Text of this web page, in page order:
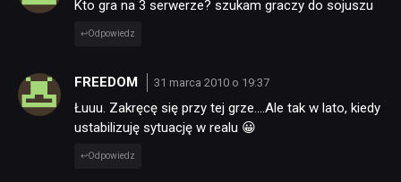
Kto gra na 3 serwerze? szukam graczy do sojuszu
Odpowiedz
FREEDOM 31 marca 2010 o 19:37
Łuuu. Zakręcę się przy tej grze….Ale tak w lato, kiedy
ustabilizuję sytuację w realu 😀
Odpowiedz